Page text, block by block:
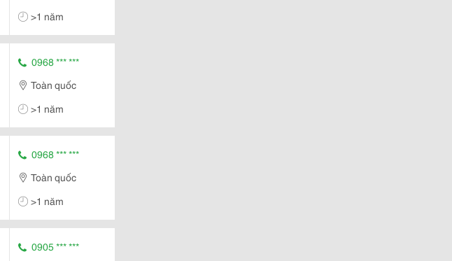
>1 năm
0968 *** ***
Toàn quốc
>1 năm
0968 *** ***
Toàn quốc
>1 năm
0905 *** ***